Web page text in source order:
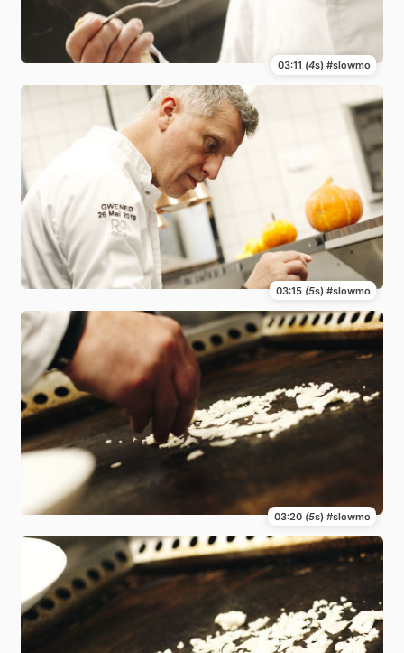
03:11 (4s) #slowmo
03:15 (5s) #slowmo
03:20 (5s) #slowmo